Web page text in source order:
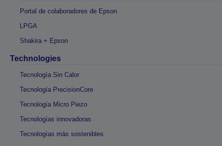
Portal de colaboradores de Epson
LPGA
Shakira + Epson
Technologies
Tecnología Sin Calor
Tecnología PrecisionCore
Tecnología Micro Piezo
Tecnologías innovadoras
Tecnologías más sostenibles